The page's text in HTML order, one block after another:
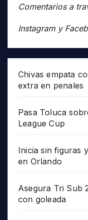
Comentarios a
Instagram y
Chivas empata
extra en penales
Pasa Toluca
League Cup
Inicia sin figuras
en Orlando
Asegura Tri Sub
con goleada